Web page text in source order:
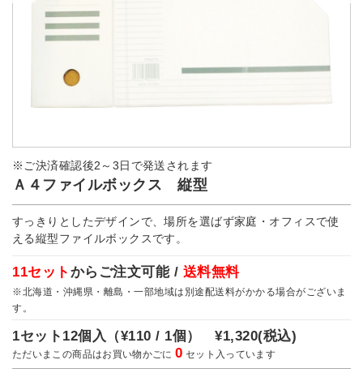
※ご決済確認後2～3日で発送されます
Ａ４ファイルボックス 縦型
すっきりとしたデザインで、場所を選ばず家庭・オフィスで使
える縦型ファイルボックスです。
11セット からご注文可能 / 送料無料
※北海道・沖縄県・離島・一部地域は別途配送料がかかる場合がございま
す。
1セット12個入（¥110 / 1個）¥1,320(税込)
ただいまこの商品はお買い物かごに0 セット入っています